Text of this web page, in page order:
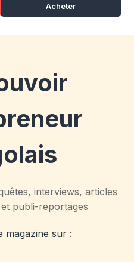
Acheter
interviews, articles
publi-reportages
magazine sur :